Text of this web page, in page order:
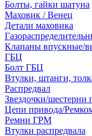
Болты, гайки шатуна
Маховик / Венец
Детали маховика
Клапаны впускные/
ГБЦ
Болт ГБЦ
Втулки, штанги,
Распредвал
Звездочки/
Цепи привода/
Ремни ГРМ
Втулки распредвала